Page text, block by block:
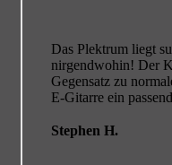
Das Plektrum liegt
nirgendwohin! Der
Gegensatz zu
E-Gitarre ein
Stephen H.